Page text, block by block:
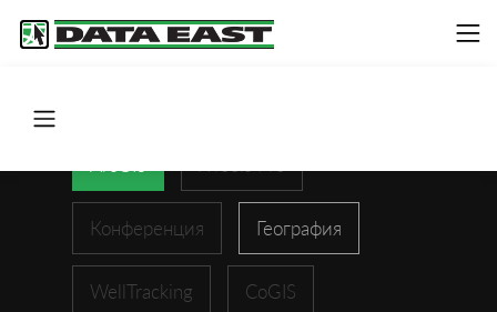
Конференция География
WellTracking CoGIS